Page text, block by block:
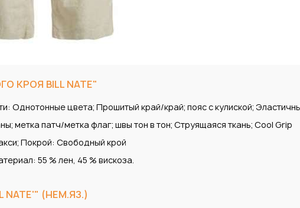
BILL NATE"
Однотонные цвета; Прошитый край/край; пояс с кулиской;
метка патч/метка флаг; швы тон в тон; Струящаяся ткань; Cool Grip
Покрой: Свободный крой
55 % лен, 45 % вискоза.
NATE'" (НЕМ.ЯЗ.)